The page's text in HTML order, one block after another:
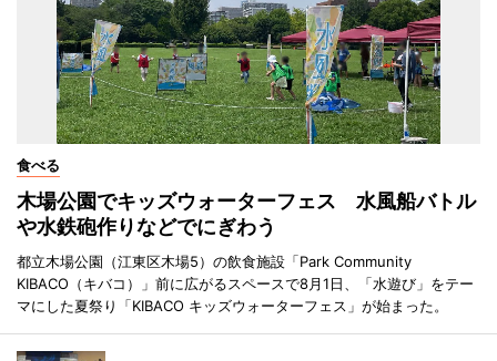
食べる
木場公園でキッズウォーターフェス 水風船バトル
や水鉄砲作りなどでにぎわう
都立木場公園（江東区木場5）の飲食施設「Park Community
KIBACO（キバコ）」前に広がるスペースで8月1日、「水遊び」をテー
マにした夏祭り「KIBACO キッズウォーターフェス」が始まった。